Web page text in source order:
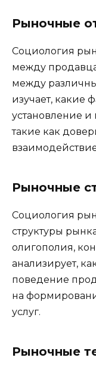
Рыночные
Социология
между
между
изучает, какие
установление
такие как
Рыночные
Социология
структуры
олигополия,
анализирует,
поведение
на
услуг.
Рыночные